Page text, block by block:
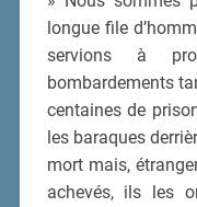
longue file
servions à
bombardements
centaines de
les baraques
mort mais,
achevés, ils les